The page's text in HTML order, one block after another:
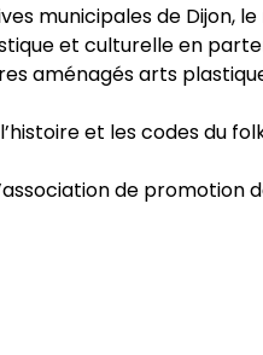
municipales de Dijon, le
et culturelle en
aménagés arts
et les codes du
de promotion